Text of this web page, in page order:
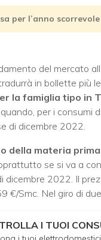
per l’anno scorrevole
del mercato
in bollette più
la famiglia tipo in
per i consumi di
di dicembre 2022.
della materia
se si va a
dicembre 2022. Il
€/Smc. Nel giro di
I TUOI